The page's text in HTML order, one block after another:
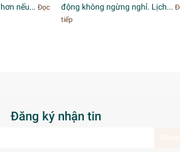
nếu... Đọc
động không ngừng nghỉ. Lịch...
tiếp
Đăng ký nhận tin